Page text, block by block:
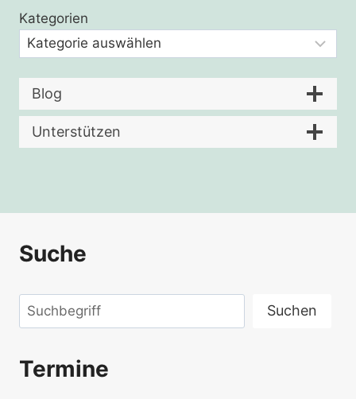
Kategorien
Blog
Unterstützen
Suche
Suchen Suchen
Termine